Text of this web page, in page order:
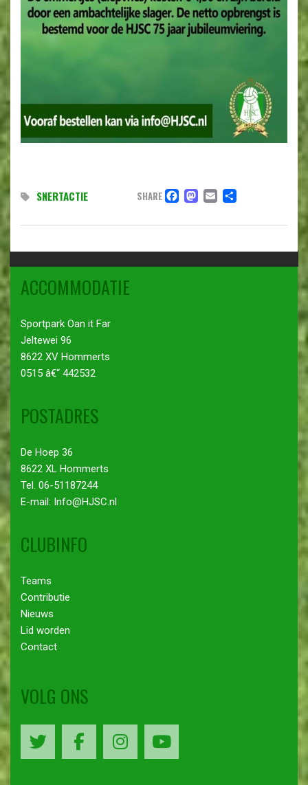
SNERTACTIE SHARE FACEBOOK
MASTODON
EMAILDELEN
ACCOMMODATIE
Sportpark Oan it Far
Jeltewei 96
8622 XV Hommerts
0515 â€“ 442532
POSTADRES
De Hoep 36
8622 XL Hommerts
Tel. 06-51187244
E-mail: Info@HJSC.nl
CLUBINFO
Teams
Contributie
Nieuws
Lid worden
Contact
VOLG ONS